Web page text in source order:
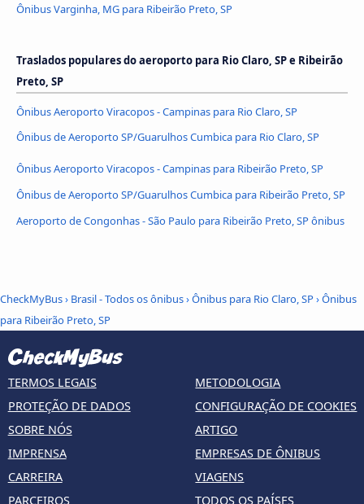
Ônibus Varginha, MG para Ribeirão Preto, SP
Traslados populares do aeroporto para Rio Claro, SP e Ribeirão
Preto, SP
Ônibus Aeroporto Viracopos - Campinas para Rio Claro, SP
Ônibus de Aeroporto SP/Guarulhos Cumbica para Rio Claro, SP
Ônibus Aeroporto Viracopos - Campinas para Ribeirão Preto, SP
Ônibus de Aeroporto SP/Guarulhos Cumbica para Ribeirão Preto, SP
Aeroporto de Congonhas - São Paulo para Ribeirão Preto, SP ônibus
CheckMyBus› Brasil - Todos os ônibus›Ônibus para Rio Claro, SP›Ônibus
para Ribeirão Preto, SP
TERMOS LEGAIS
PROTEÇÃO DE DADOS
SOBRE NÓS
IMPRENSA
CARREIRA
PARCEIROS
METODOLOGIA
CONFIGURAÇÃO DE COOKIES
ARTIGO
EMPRESAS DE ÔNIBUS
VIAGENS
TODOS OS PAÍSES